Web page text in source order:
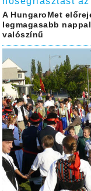
A HungaroMet
legmagasabb
valószínű